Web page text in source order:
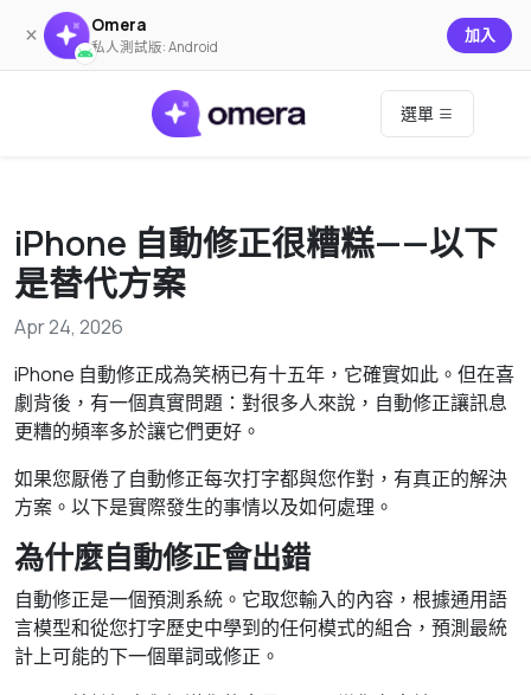
× Omera
私人測試版: Android
加入
選單
iPhone 自動修正很糟糕——以下
是替代方案
Apr 24, 2026
iPhone 自動修正成為笑柄已有十五年，它確實如此。但在喜
劇背後，有一個真實問題：對很多人來說，自動修正讓訊息
更糟的頻率多於讓它們更好。
如果您厭倦了自動修正每次打字都與您作對，有真正的解決
方案。以下是實際發生的事情以及如何處理。
為什麼自動修正會出錯
自動修正是一個預測系統。它取您輸入的內容，根據通用語
言模型和從您打字歷史中學到的任何模式的組合，預測最統
計上可能的下一個單詞或修正。